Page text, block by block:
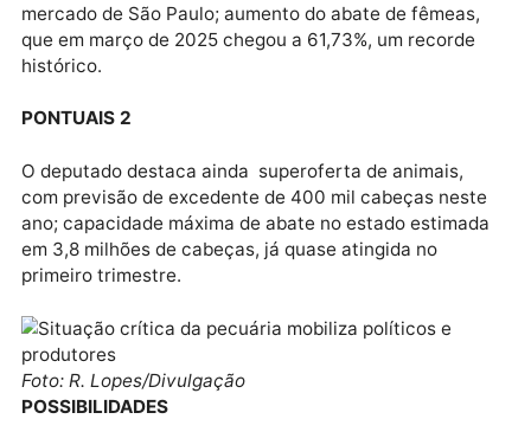
estão: Queda de até R$ 20 por arroba em relação ao
mercado de São Paulo; aumento do abate de
que em março de 2025 chegou a 61,73%, um recorde
histórico.
PONTUAIS 2
O deputado destaca ainda superoferta de animais,
com previsão de excedente de 400 mil cabeças